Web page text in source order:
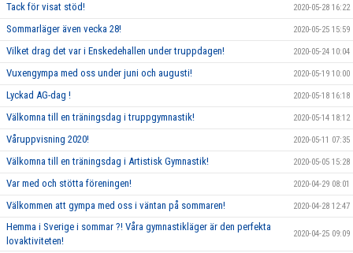
Tack för visat stöd! 2020-05-28 16:22
Sommarläger även vecka 28! 2020-05-25 15:59
Vilket drag det var i Enskedehallen under truppdagen! 2020-05-24 10:04
Vuxengympa med oss under juni och augusti! 2020-05-19 10:00
Lyckad AG-dag ! 2020-05-18 16:18
Välkomna till en träningsdag i truppgymnastik! 2020-05-14 18:12
Våruppvisning 2020! 2020-05-11 07:35
Välkomna till en träningsdag i Artistisk Gymnastik! 2020-05-05 15:28
Var med och stötta föreningen! 2020-04-29 08:01
Välkommen att gympa med oss i väntan på sommaren! 2020-04-28 12:47
Hemma i Sverige i sommar ?! Våra gymnastikläger är den perfekta
lovaktiviteten!
2020-04-25 09:09